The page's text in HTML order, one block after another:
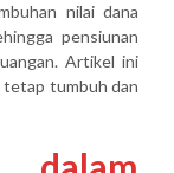
nilai dana
pensiunan
Artikel ini
tetap tumbuh dan